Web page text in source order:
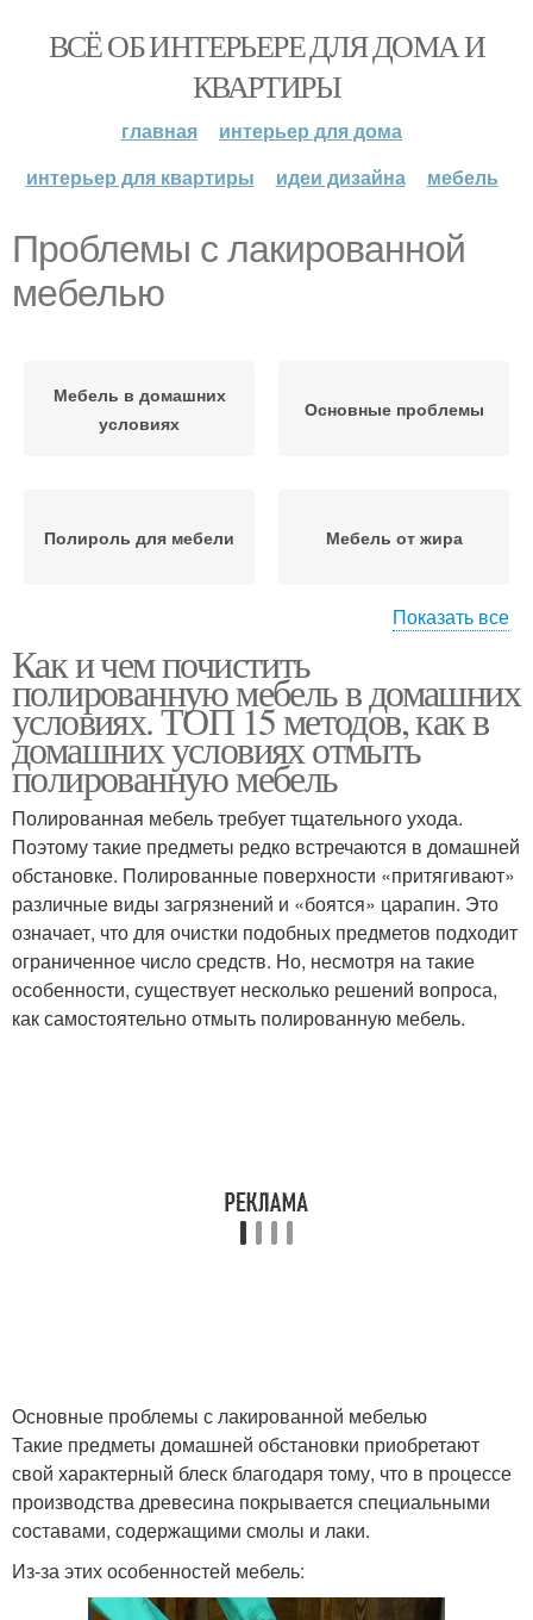
ВСЁ ОБ ИНТЕРЬЕРЕ ДЛЯ ДОМА И
КВАРТИРЫ
главная
интерьер для дома
интерьер для квартиры
идеи дизайна мебель
Проблемы с лакированной
мебелью
Мебель в домашних
условиях
Основные проблемы
Полироль для мебели Мебель от жира
Полировка на мебели
Уход за мебелью
Уход за
неполированной
мебелью
Матовая мебель
Мебель от жирного
налета
Показать все
Как и чем почистить
полированную мебель в домашних
условиях. ТОП 15 методов, как в
домашних условиях отмыть
полированную мебель
Полированная мебель требует тщательного ухода.
Поэтому такие предметы редко встречаются в домашней
обстановке. Полированные поверхности «притягивают»
различные виды загрязнений и «боятся» царапин. Это
означает, что для очистки подобных предметов подходит
ограниченное число средств. Но, несмотря на такие
особенности, существует несколько решений вопроса,
как самостоятельно отмыть полированную мебель.
Основные проблемы с лакированной мебелью
Такие предметы домашней обстановки приобретают
свой характерный блеск благодаря тому, что в процессе
производства древесина покрывается специальными
составами, содержащими смолы и лаки.
Из-за этих особенностей мебель: